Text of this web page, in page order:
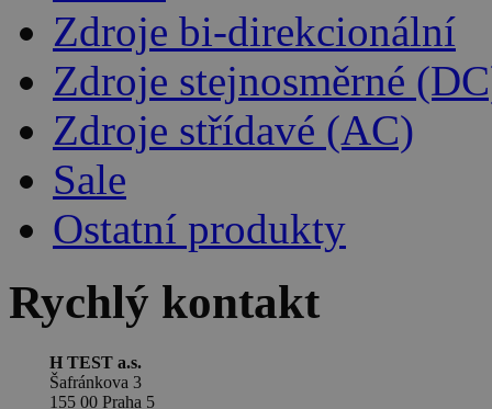
Zdroje bi-direkcionální
Zdroje stejnosměrné
Zdroje střídavé (AC)
Sale
Ostatní produkty
Rychlý kontakt
H TEST a.s.
Šafránkova 3
155 00 Praha 5